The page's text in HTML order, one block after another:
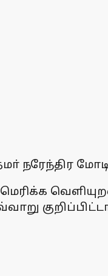
நரேந்திர மோடி